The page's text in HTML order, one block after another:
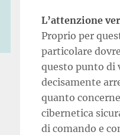
L’attenzione
Proprio per
particolare
questo punto di
decisamente
quanto
cibernetica
di comando e